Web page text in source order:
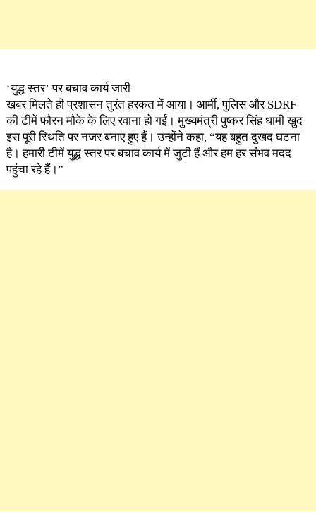
‘युद्ध स्तर’ पर बचाव कार्य जारी
खबर मिलते ही प्रशासन तुरंत हरकत में आया। आर्मी, पुलिस और SDRF
की टीमें फौरन मौके के लिए रवाना हो गईं। मुख्यमंत्री पुष्कर सिंह धामी खुद
इस पूरी स्थिति पर नजर बनाए हुए हैं। उन्होंने कहा, “यह बहुत दुखद घटना
है। हमारी टीमें युद्ध स्तर पर बचाव कार्य में जुटी हैं और हम हर संभव मदद
पहुंचा रहे हैं।”